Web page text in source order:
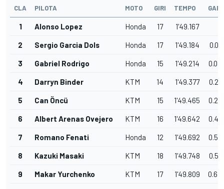
CLA PILOTA MOTO GIRI TEMPO GAP
1 Alonso Lopez Honda 17 1'49.167
2 Sergio Garcia Dols Honda 17 1'49.184 0.017
3 Gabriel Rodrigo Honda 15 1'49.214
4 Darryn Binder KTM 14 1'49.377
5 Can Öncü KTM 15 1'49.465
6 Albert Arenas Ovejero KTM 16 1'49.642
7 Romano Fenati Honda 12 1'49.692
8 Kazuki Masaki KTM 18 1'49.748
9 Makar Yurchenko KTM 17 1'49.809